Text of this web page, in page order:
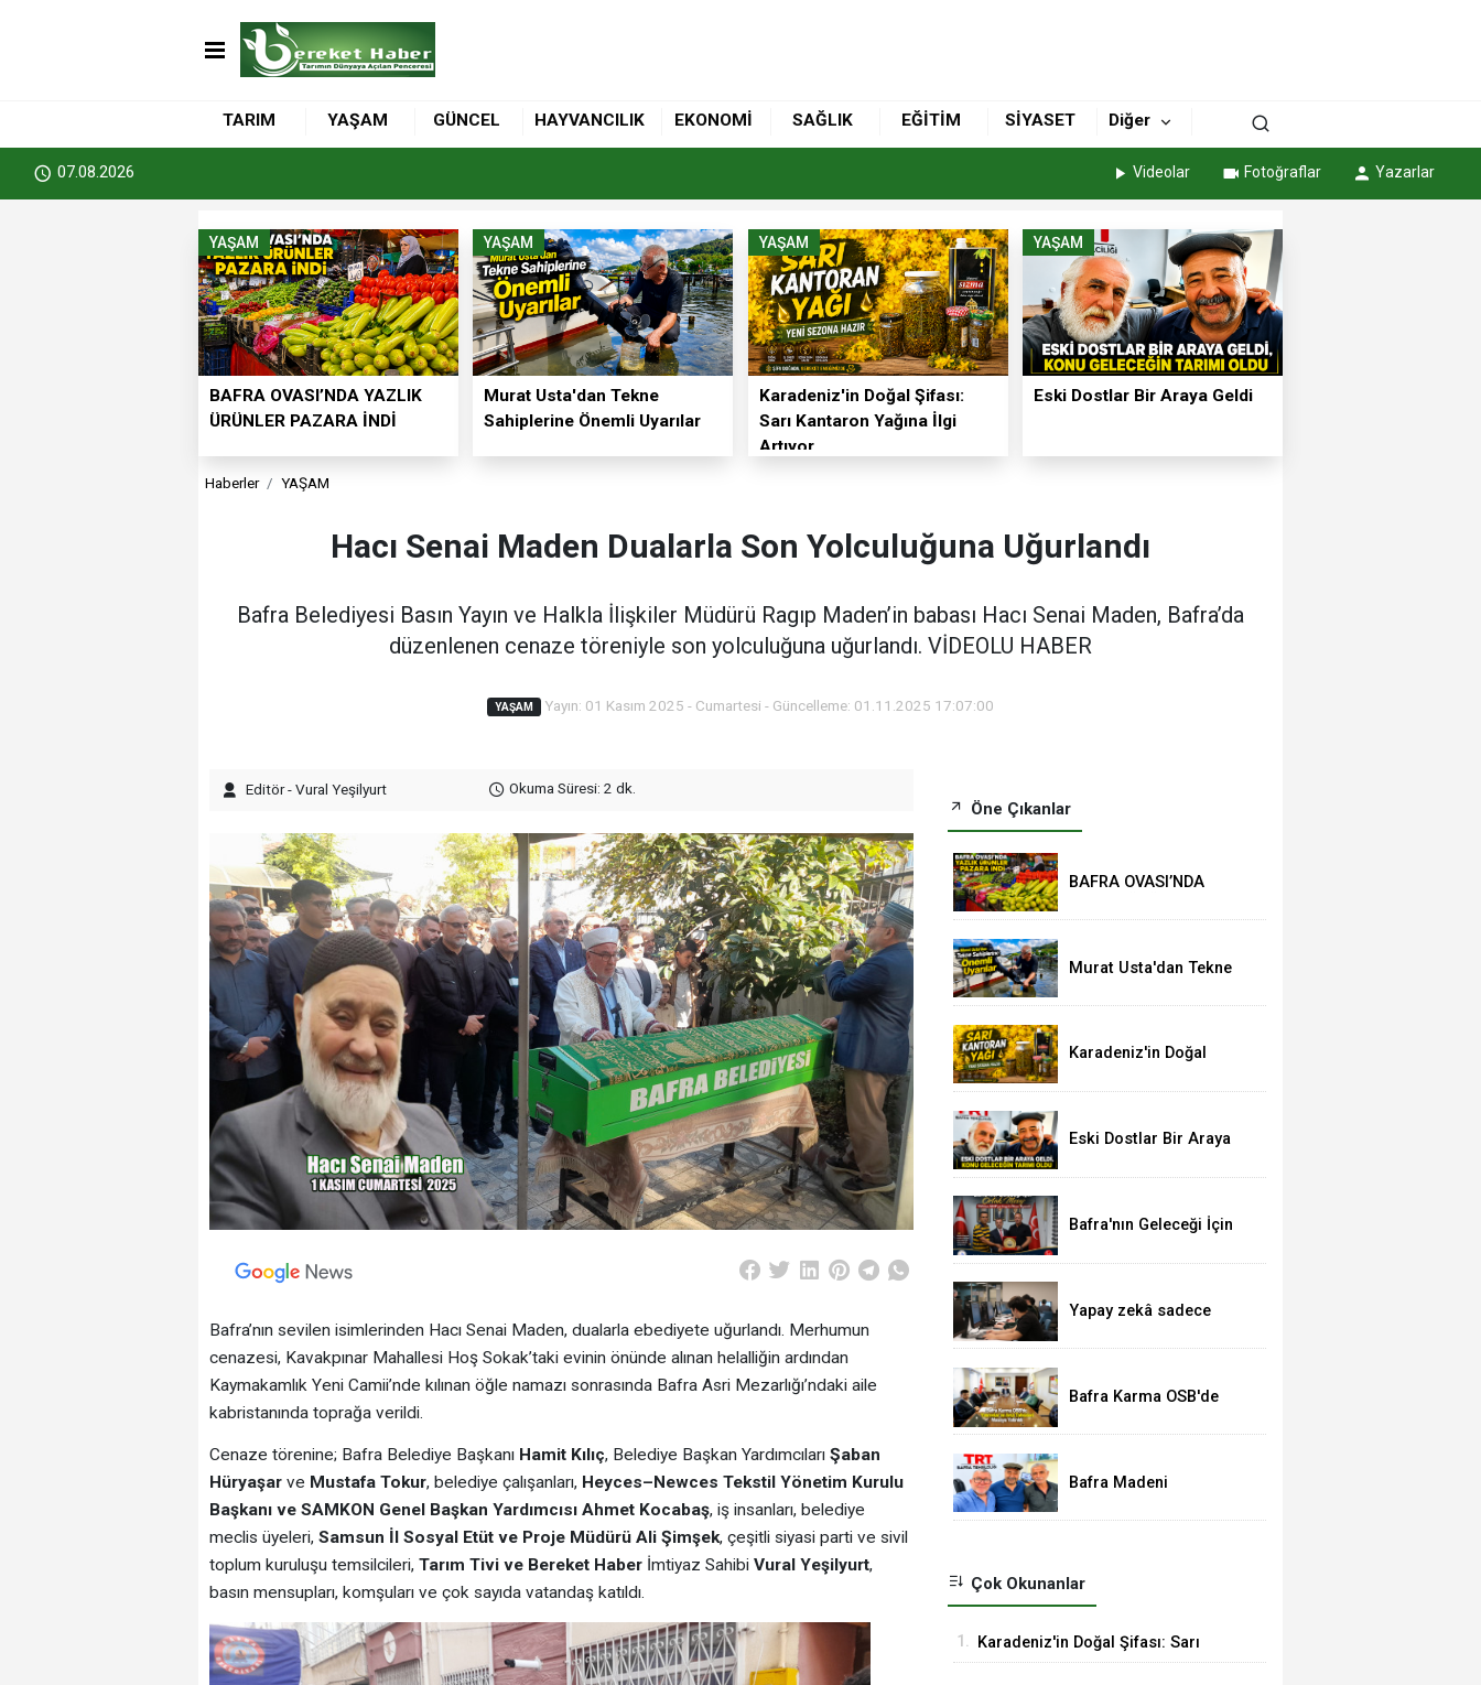
TARIM YAŞAM GÜNCEL HAYVANCILIK EKONOMİ SAĞLIK EĞİTİM SİYASET Diğer
07.08.2026 Videolar Fotoğraflar Yazarlar
YAŞAM
BAFRA OVASI’NDA YAZLIK
ÜRÜNLER PAZARA İNDİ
YAŞAM
Murat Usta'dan Tekne
Sahiplerine Önemli Uyarılar
YAŞAM
Karadeniz'in Doğal Şifası:
Sarı Kantaron Yağına İlgi
Artıyor
YAŞAM
Eski Dostlar Bir Araya Geldi
Haberler YAŞAM
Hacı Senai Maden Dualarla Son Yolculuğuna Uğurlandı
Bafra Belediyesi Basın Yayın ve Halkla İlişkiler Müdürü Ragıp Maden’in babası Hacı Senai Maden, Bafra’da
düzenlenen cenaze töreniyle son yolculuğuna uğurlandı. VİDEOLU HABER
YAŞAM Yayın: 01 Kasım 2025 - Cumartesi - Güncelleme: 01.11.2025 17:07:00
Editör - Vural Yeşilyurt Okuma Süresi: 2 dk.
Bafra’nın sevilen isimlerinden Hacı Senai Maden, dualarla ebediyete uğurlandı. Merhumun
cenazesi, Kavakpınar Mahallesi Hoş Sokak’taki evinin önünde alınan helalliğin ardından
Kaymakamlık Yeni Camii’nde kılınan öğle namazı sonrasında Bafra Asri Mezarlığı’ndaki aile
kabristanında toprağa verildi.
Cenaze törenine; Bafra Belediye Başkanı Hamit Kılıç, Belediye Başkan Yardımcıları Şaban
Hüryaşarve Mustafa Tokur, belediye çalışanları, Heyces–Newces Tekstil Yönetim Kurulu
Başkanı ve SAMKON Genel Başkan Yardımcısı Ahmet Kocabaş, iş insanları, belediye
meclis üyeleri, Samsun İl Sosyal Etüt ve Proje Müdürü Ali Şimşek, çeşitli siyasi parti ve sivil
toplum kuruluşu temsilcileri, Tarım Tivi ve Bereket Haberİmtiyaz Sahibi Vural Yeşilyurt,
basın mensupları, komşuları ve çok sayıda vatandaş katıldı.
Öne Çıkanlar
BAFRA OVASI’NDA
PAZARA İNDİ
Murat Usta'dan Tekne
Uyarılar
Karadeniz'in Doğal
Yağına İlgi Artıyor
Eski Dostlar Bir Araya
Bafra'nın Geleceği İçin
MHP'ye Hayırlı Olsun
Yapay zekâ sadece
mühendisliği de
Bafra Karma OSB'de
Tahsisleri Masaya
Bafra Madeni
Yönetim Kurulu Üyesi
Çok Okunanlar
1. Karadeniz'in Doğal Şifası: Sarı